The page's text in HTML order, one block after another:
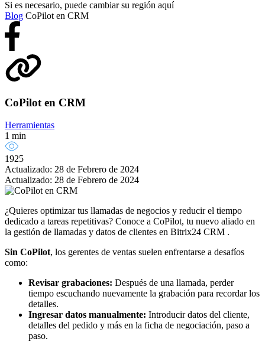
Si es necesario, puede cambiar su región aquí
Blog CoPilot en CRM
CoPilot en CRM
Herramientas
1 min
1925
Actualizado: 28 de Febrero de 2024
Actualizado: 28 de Febrero de 2024
¿Quieres optimizar tus llamadas de negocios y reducir el tiempo
dedicado a tareas repetitivas? Conoce a CoPilot, tu nuevo aliado en
la gestión de llamadas y datos de clientes en Bitrix24 CRM .
Sin CoPilot, los gerentes de ventas suelen enfrentarse a desafíos
como:
Revisar grabaciones: Después de una llamada, perder
tiempo escuchando nuevamente la grabación para recordar los
detalles.
Ingresar datos manualmente: Introducir datos del cliente,
detalles del pedido y más en la ficha de negociación, paso a
paso.